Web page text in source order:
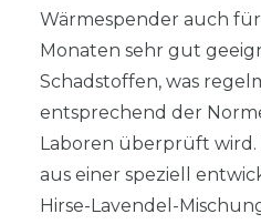
Wärmespender auch
Monaten sehr gut
Schadstoffen, was
entsprechend der
Laboren überprüft
aus einer speziell
Hirse-Lavendel-